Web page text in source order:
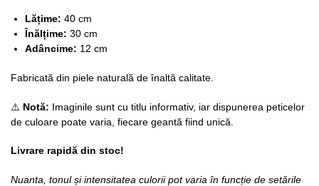
Lățime: 40 cm
Înălțime: 30 cm
Adâncime: 12 cm
Fabricată din piele naturală de înaltă calitate.
⚠️ Notă: Imaginile sunt cu titlu informativ, iar dispunerea peticelor
de culoare poate varia, fiecare geantă fiind unică.
Livrare rapidă din stoc!
Nuanta, tonul și intensitatea culorii pot varia în funcție de setările